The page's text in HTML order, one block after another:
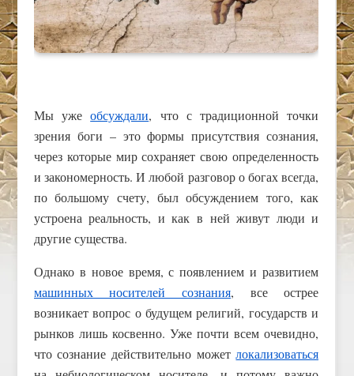
Мы ужеобсуждали, что с традиционной точки
зрения боги – это формы присутствия сознания,
через которые мир сохраняет свою определенность
и закономерность. И любой разговор о богах всегда,
по большому счету, был обсуждением того, как
устроена реальность, и как в ней живут люди и
другие существа.
Однако в новое время, с появлением и развитием
машинных носителей сознания, все острее
возникает вопрос о будущем религий, государств и
рынков лишь косвенно. Уже почти всем очевидно,
что сознание действительно можетлокализоваться